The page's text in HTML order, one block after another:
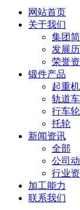
网站首页
关于我们
集团
发展
荣誉
锻件产品
起重
轨道
行车轮
托轮
新闻资讯
全部
公司
行业
加工能力
联系我们